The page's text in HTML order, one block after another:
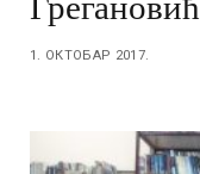
1. ОКТОБАР 2017.